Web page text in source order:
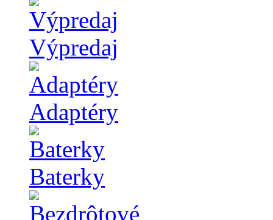
Výpredaj
Adaptéry
Baterky